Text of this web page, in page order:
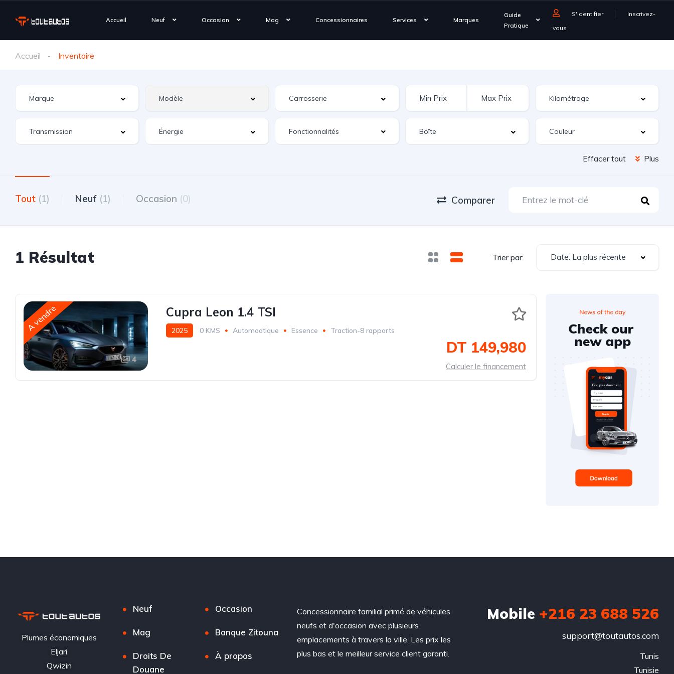
Accueil Neuf Occasion Mag Concessionnaires Services Marques
Guide
Pratique
S'identifier
Inscrivez-
vous
Accueil Inventaire
Fonctionnalités
Effacer tout Plus
Tout (1) Neuf (1) Occasion (0) Comparer
1 Résultat Trier par: Date: La plus récente
A vendre
4
Cupra Leon 1.4 TSI
2025 0 KMS Automoatique Essence Traction-8 rapports
DT 149,980
Calculer le financement
Plumes économiques
Eljari
Qwizin
Neuf Occasion
Mag Banque Zitouna
Droits De
Douane
À propos
Concessionnaire familial primé de véhicules
neufs et d'occasion avec plusieurs
emplacements à travers la ville. Les prix les
plus bas et le meilleur service client garanti.
Mobile +216 23 688 526
support@toutautos.com
Tunis
Tunisie